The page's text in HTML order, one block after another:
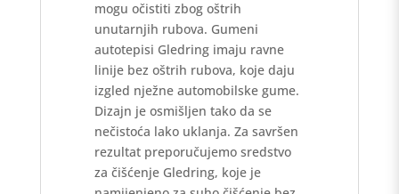
mogu očistiti zbog oštrih
unutarnjih rubova. Gumeni
autotepisi Gledring imaju ravne
linije bez oštrih rubova, koje daju
izgled nježne automobilske gume.
Dizajn je osmišljen tako da se
nečistoća lako uklanja. Za savršen
rezultat preporučujemo sredstvo
za čišćenje Gledring, koje je